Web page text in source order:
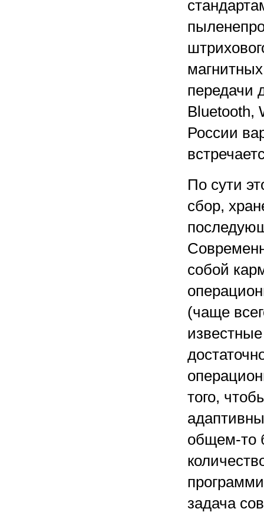
передачи
Bluetooth,
России
По сути
сбор,
собой
(чаще
того,
общем-то
задача